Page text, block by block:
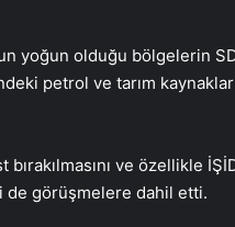
yoğun olduğu bölgelerin
petrol ve tarım
ve özellikle
de görüşmelere dahil etti.
Engelliler